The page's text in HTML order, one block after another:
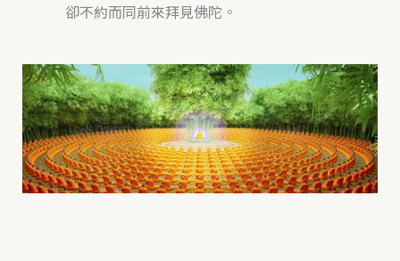
卻不約而同前來拜見佛陀。